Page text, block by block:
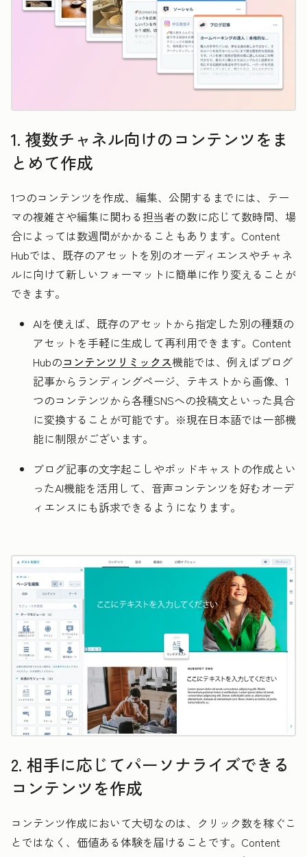
1. 複数チャネル向けのコンテンツをま
とめて作成
1つのコンテンツを作成、編集、公開するまでには、テー
マの複雑さや編集に関わる担当者の数に応じて数時間、場
合によっては数週間がかかることもあります。Content
Hubでは、既存のアセットを別のオーディエンスやチャネ
ルに向けて新しいフォーマットに簡単に作り変えることが
できます。
AIを使えば、既存のアセットから指定した別の種類の
アセットを手軽に生成して再利用できます。Content
Hubのコンテンツリミックス機能では、例えばブログ
記事からランディングページ、テキストから画像、1
つのコンテンツから各種SNSへの投稿文といった具合
に変換することが可能です。※現在日本語では一部機
能に制限がございます。
ブログ記事の文字起こしやポッドキャストの作成とい
ったAI機能を活用して、音声コンテンツを好むオーデ
ィエンスにも訴求できるようになります。
2. 相手に応じてパーソナライズできる
コンテンツを作成
コンテンツ作成において大切なのは、クリック数を稼ぐこ
とではなく、価値ある体験を届けることです。Content